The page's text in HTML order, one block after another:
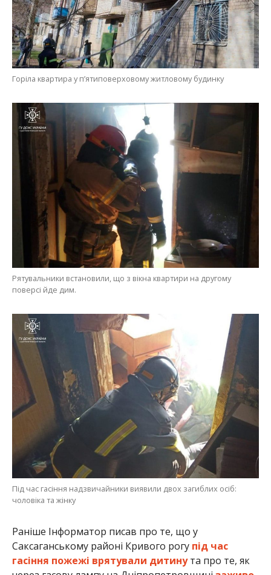
Горіла квартира у п’ятиповерховому житловому будинку
Рятувальники встановили, що з вікна квартири на другому
поверсі йде дим.
Під час гасіння надзвичайники виявили двох загиблих осіб:
чоловіка та жінку
Раніше Інформатор писав про те, що у
Саксаганському районі Кривого рогу під час
гасіння пожежі врятували дитинута про те, як